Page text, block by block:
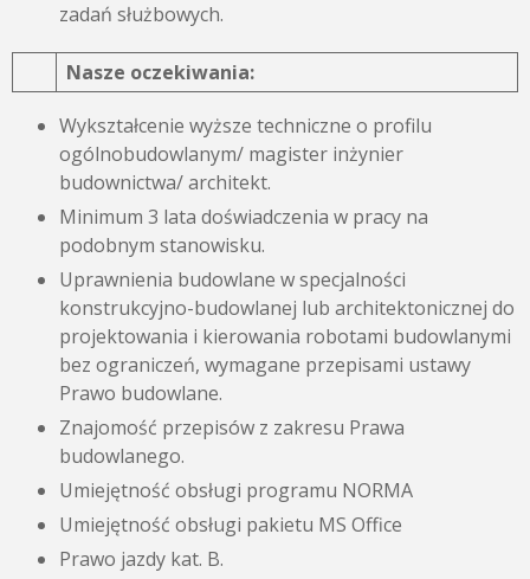
zadań służbowych.
Nasze oczekiwania:
Wykształcenie wyższe techniczne o profilu
ogólnobudowlanym/ magister inżynier
budownictwa/ architekt.
Minimum 3 lata doświadczenia w pracy na
podobnym stanowisku.
Uprawnienia budowlane w specjalności
konstrukcyjno-budowlanej lub architektonicznej do
projektowania i kierowania robotami budowlanymi
bez ograniczeń, wymagane przepisami ustawy
Prawo budowlane.
Znajomość przepisów z zakresu Prawa
budowlanego.
Umiejętność obsługi programu NORMA
Umiejętność obsługi pakietu MS Office
Prawo jazdy kat. B.